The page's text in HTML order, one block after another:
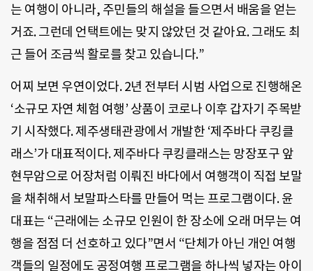
는 여행이 아니라, 주민들의 해설을 들으면서 배움을 얻는
거죠. 그런데 언택트에는 맞지 않았던 것 같아요. 그래도 최
근 들어 조금씩 활로를 찾고 있습니다.”
어찌 보면 우연이었다. 2년 전부터 시범 사업으로 진행해온
‘소규모 자연 체험 여행’ 상품이 코로나 이후 갑자기 주목받
기 시작했다. 제주생태관광에서 개발한 ‘제주바다 쿠킹클
래스’가 대표적이다. 제주바다 쿠킹클래스는 망장포구 앞
현무암으로 어장처럼 이뤄진 바다에서 여행객이 직접 보말
을 채취해서 보말파스타를 만들어 먹는 프로그램이다. 윤
대표는 “근래에는 소규모 인원이 한 장소에 오래 머무는 여
행을 점점 더 선호하고 있다”면서 “단체가 아닌 개인 여행
객들의 일정에도 공정여행 프로그램을 하나씩 넣자는 아이